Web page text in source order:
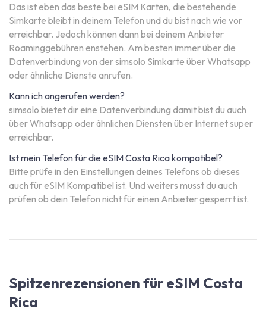
Das ist eben das beste bei eSIM Karten, die bestehende
Simkarte bleibt in deinem Telefon und du bist nach wie vor
erreichbar. Jedoch können dann bei deinem Anbieter
Roaminggebühren enstehen. Am besten immer über die
Datenverbindung von der simsolo Simkarte über Whatsapp
oder ähnliche Dienste anrufen.
Kann ich angerufen werden?
simsolo bietet dir eine Datenverbindung damit bist du auch
über Whatsapp oder ähnlichen Diensten über Internet super
erreichbar.
Ist mein Telefon für die eSIM Costa Rica kompatibel?
Bitte prüfe in den Einstellungen deines Telefons ob dieses
auch für eSIM Kompatibel ist. Und weiters musst du auch
prüfen ob dein Telefon nicht für einen Anbieter gesperrt ist.
Spitzenrezensionen für eSIM Costa
Rica